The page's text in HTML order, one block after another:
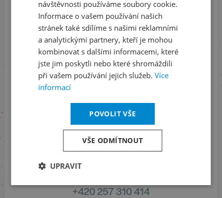
Sledujte nás na sociálních sítích
LinkedIn
flickr
Informace o stavu objednávek
+420 461 049 232
Informace o programu
+420 257 310 414
návštěvnosti používáme soubory cookie.
Informace o vašem používání našich
stránek také sdílíme s našimi reklamními
a analytickými partnery, kteří je mohou
kombinovat s dalšími informacemi, které
jste jim poskytli nebo které shromáždili
při vašem používání jejich služeb. Více
informací
POVOLIT VŠE
VŠE ODMÍTNOUT
UPRAVIT